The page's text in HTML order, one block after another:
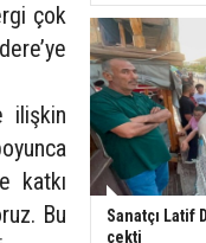
çok
ilişkin
katkı
Bu
Sanatçı Latif
çekti